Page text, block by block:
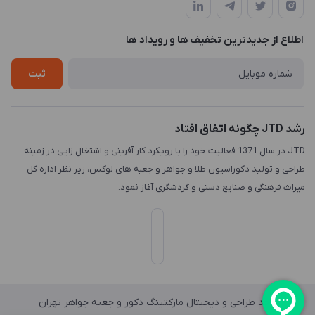
لیست محصولات
درباره ما
چاپ و حکاکی
طراحی سه بعدی
اطلاع از جدیدترین تخفیف ها و رویداد ها
ثبت
رشد JTD چگونه اتفاق افتاد
JTD در سال 1371 فعالیت خود را با رویکرد کار آفرینی و اشتغال زایی در زمینه
طراحی و تولید دکوراسیون طلا و جواهر و جعبه های لوکس، زیر نظر اداره کل
میراث فرهنگی و صنایع دستی و گردشگری آغاز نمود.
واحد طراحی و دیجیتال مارکتینگ دکور و جعبه جواهر تهران